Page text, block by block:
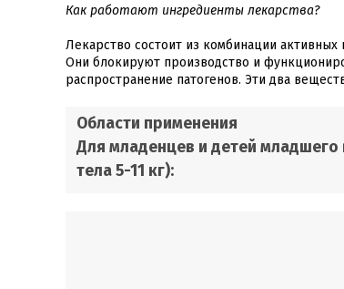
Как работают ингредиенты лекарства?
Лекарство состоит из комбинации
Они блокируют производство и
распространение патогенов. Эти два
Области применения
Для младенцев и детей младшего
тела 5-11 кг):